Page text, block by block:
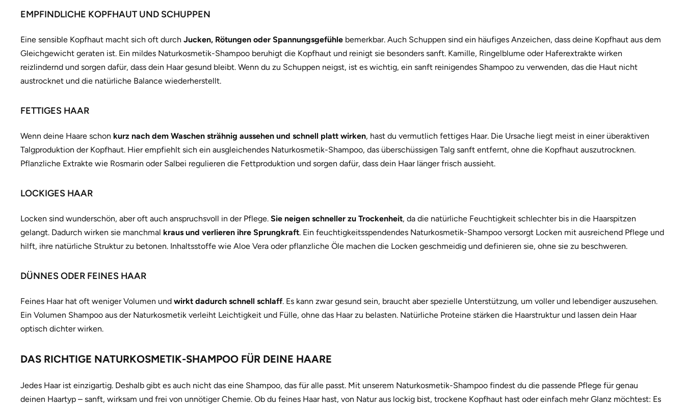
EMPFINDLICHE KOPFHAUT UND SCHUPPEN
Eine sensible Kopfhaut macht sich oft durch Jucken, Rötungen oder Spannungsgefühle bemerkbar. Auch Schuppen sind ein häufiges Anzeichen, dass deine Kopfhaut aus dem
Gleichgewicht geraten ist. Ein mildes Naturkosmetik-Shampoo beruhigt die Kopfhaut und reinigt sie besonders sanft. Kamille, Ringelblume oder Haferextrakte wirken
reizlindernd und sorgen dafür, dass dein Haar gesund bleibt. Wenn du zu Schuppen neigst, ist es wichtig, ein sanft reinigendes Shampoo zu verwenden, das die Haut nicht
austrocknet und die natürliche Balance wiederherstellt.
FETTIGES HAAR
Wenn deine Haare schon kurz nach dem Waschen strähnig aussehen und schnell platt wirken, hast du vermutlich fettiges Haar. Die Ursache liegt meist in einer überaktiven
Talgproduktion der Kopfhaut. Hier empfiehlt sich ein ausgleichendes Naturkosmetik-Shampoo, das überschüssigen Talg sanft entfernt, ohne die Kopfhaut auszutrocknen.
Pflanzliche Extrakte wie Rosmarin oder Salbei regulieren die Fettproduktion und sorgen dafür, dass dein Haar länger frisch aussieht.
LOCKIGES HAAR
Locken sind wunderschön, aber oft auch anspruchsvoll in der Pflege. Sie neigen schneller zu Trockenheit, da die natürliche Feuchtigkeit schlechter bis in die Haarspitzen
gelangt. Dadurch wirken sie manchmal kraus und verlieren ihre Sprungkraft. Ein feuchtigkeitsspendendes Naturkosmetik-Shampoo versorgt Locken mit ausreichend Pflege und
hilft, ihre natürliche Struktur zu betonen. Inhaltsstoffe wie Aloe Vera oder pflanzliche Öle machen die Locken geschmeidig und definieren sie, ohne sie zu beschweren.
DÜNNES ODER FEINES HAAR
Feines Haar hat oft weniger Volumen und wirkt dadurch schnell schlaff. Es kann zwar gesund sein, braucht aber spezielle Unterstützung, um voller und lebendiger auszusehen.
Ein Volumen Shampoo aus der Naturkosmetik verleiht Leichtigkeit und Fülle, ohne das Haar zu belasten. Natürliche Proteine stärken die Haarstruktur und lassen dein Haar
optisch dichter wirken.
DAS RICHTIGE NATURKOSMETIK-SHAMPOO FÜR DEINE HAARE
Jedes Haar ist einzigartig. Deshalb gibt es auch nicht das eine Shampoo, das für alle passt. Mit unserem Naturkosmetik-Shampoo findest du die passende Pflege für genau
deinen Haartyp – sanft, wirksam und frei von unnötiger Chemie. Ob du feines Haar hast, von Natur aus lockig bist, trockene Kopfhaut hast oder einfach mehr Glanz möchtest: Es